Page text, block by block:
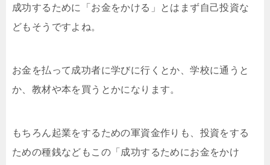
成功するために「お金をかける」とはまず自己投資な
どもそうですよね。
お金を払って成功者に学びに行くとか、学校に通うと
か、教材や本を買うとかになります。
もちろん起業をするための軍資金作りも、投資をする
ための種銭などもこの「成功するためにお金をかけ